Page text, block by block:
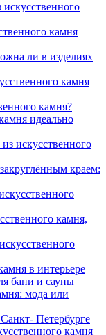
камня
ли в изделиях
камня
камня?
идеально
искусственного
краем:
камня,
в интерьере
бани и сауны
мода или
Петербурге
камня